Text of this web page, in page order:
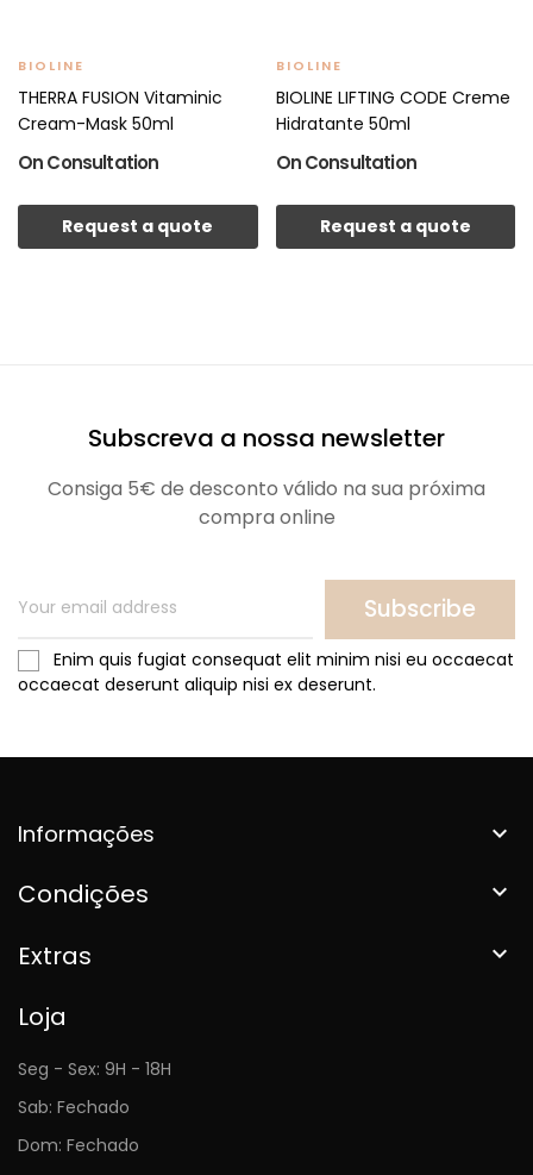
BIOLINE
THERRA FUSION Vitaminic
Cream-Mask 50ml
On Consultation
Request a quote
BIOLINE
BIOLINE LIFTING CODE Creme
Hidratante 50ml
On Consultation
Request a quote
Subscreva a nossa newsletter
Consiga 5€ de desconto válido na sua próxima
compra online
Subscribe
Enim quis fugiat consequat elit minim nisi eu occaecat
occaecat deserunt aliquip nisi ex deserunt.
Informações 
Condições 
Extras 
Loja
Seg - Sex: 9H - 18H
Sab: Fechado
Dom: Fechado